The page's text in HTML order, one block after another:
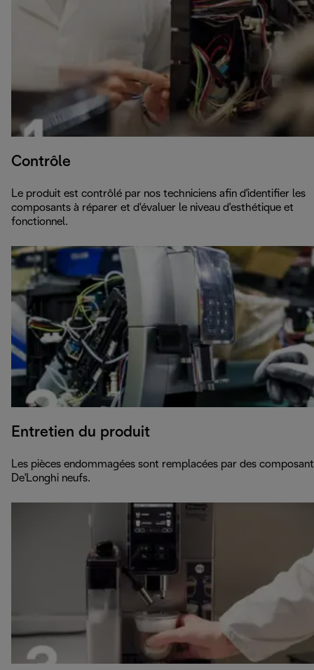
Contrôle
Le produit est contrôlé par nos techniciens afin d'identifier les
composants à réparer et d'évaluer le niveau d'esthétique et
fonctionnel.
Entretien du produit
Les pièces endommagées sont remplacées par des
De'Longhi neufs.